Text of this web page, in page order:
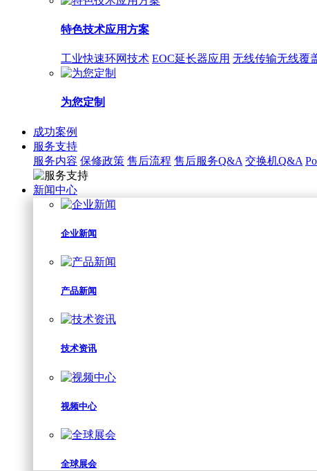
特色技术应用方案
工业快速环网技术 EOC延长器应用 无线传输无线覆
为您定制
成功案例
服务支持
服务内容 保修政策 售后流程 售后服务Q&A 交换机Q&A
新闻中心
企业新闻
产品新闻
技术资讯
视频中心
全球展会